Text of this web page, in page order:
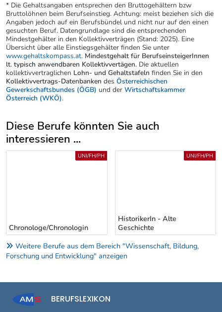
* Die Gehaltsangaben entsprechen den Bruttogehältern bzw
Bruttolöhnen beim Berufseinstieg. Achtung: meist beziehen sich die
Angaben jedoch auf ein Berufsbündel und nicht nur auf den einen
gesuchten Beruf. Datengrundlage sind die entsprechenden
Mindestgehälter in den Kollektivverträgen (Stand: 2025). Eine
Übersicht über alle Einstiegsgehälter finden Sie unter
www.gehaltskompass.at. Mindestgehalt für BerufseinsteigerInnen
lt. typisch anwendbaren Kollektivvertägen. Die aktuellen
kollektivvertraglichen Lohn- und Gehaltstafeln finden Sie in den
Kollektivvertrags-Datenbanken des Österreichischen
Gewerkschaftsbundes (ÖGB) und der Wirtschaftskammer
Österreich (WKÖ).
Diese Berufe könnten Sie auch
interessieren ...
Uber weitere Berufsvorschläge
Chronologe/Chronologin
UNI/FH/PH
HistorikerIn - Alte
Geschichte
UNI/FH/PH
Weitere Berufe aus dem Bereich "Wissenschaft, Bildung,
Forschung und Entwicklung" anzeigen
BERUFSLEXIKON